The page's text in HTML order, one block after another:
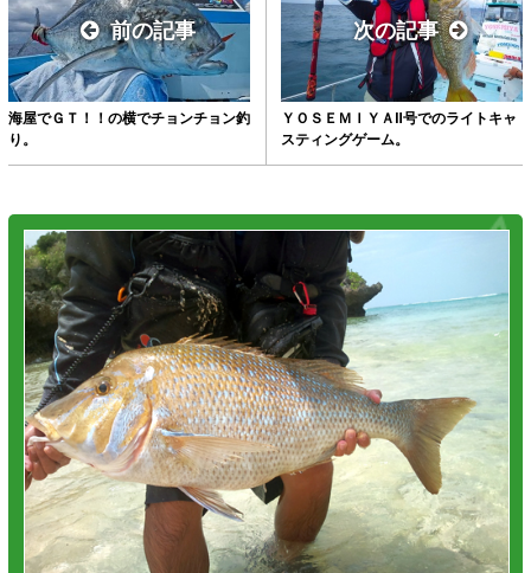
前の記事
海屋でＧＴ！！の横でチョンチョン釣
り。
次の記事
ＹＯＳＥＭＩＹＡⅡ号でのライトキャ
スティングゲーム。